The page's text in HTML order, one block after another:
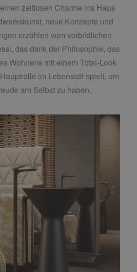
zeitlosen Charme ins Haus
neue Konzepte und
erzählen vom vorbildlichen
das dank der Philosophie, das
Wohnens mit einem Total-Look
im Lebensstil spielt, um
am Selbst zu haben.